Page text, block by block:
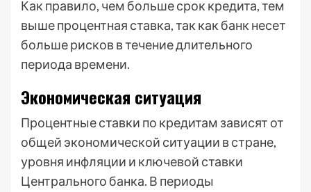
Как правило, чем больше срок кредита, тем
выше процентная ставка, так как банк несет
больше рисков в течение длительного
периода времени.
Экономическая ситуация
Процентные ставки по кредитам зависят от
общей экономической ситуации в стране,
уровня инфляции и ключевой ставки
Центрального банка. В периоды